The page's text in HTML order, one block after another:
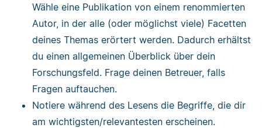
Wähle eine Publikation von einem renommierten
Autor, in der alle (oder möglichst viele) Facetten
deines Themas erörtert werden. Dadurch erhältst
du einen allgemeinen Überblick über dein
Forschungsfeld. Frage deinen Betreuer, falls
Fragen auftauchen.
Notiere während des Lesens die Begriffe, die dir
am wichtigsten/relevantesten erscheinen.